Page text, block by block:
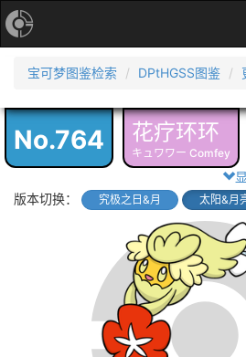
宝可梦图鉴检索
DPtHGSS图鉴
No.764 花疗环环
キュワワー Comfey
版本切换：
究极之日&月 太阳&月